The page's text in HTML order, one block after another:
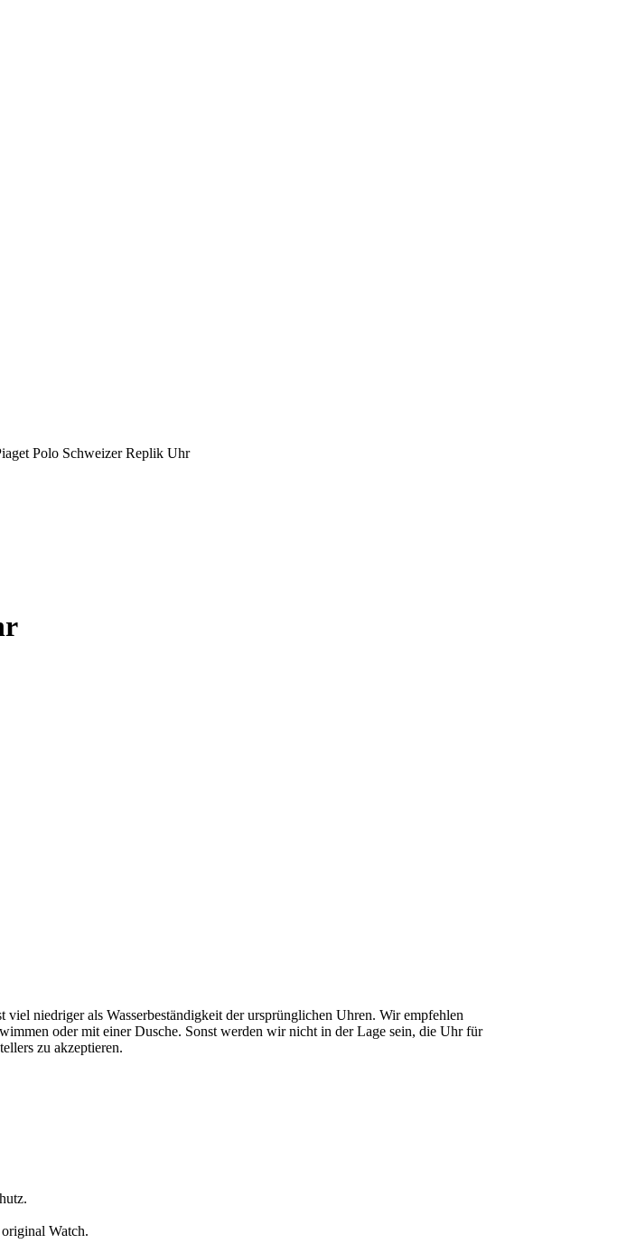
Polo Schweizer Replik Uhr
niedriger als Wasserbeständigkeit der ursprünglichen Uhren. Wir empfehlen
oder mit einer Dusche. Sonst werden wir nicht in der Lage sein, die Uhr für
zu akzeptieren.
Watch.